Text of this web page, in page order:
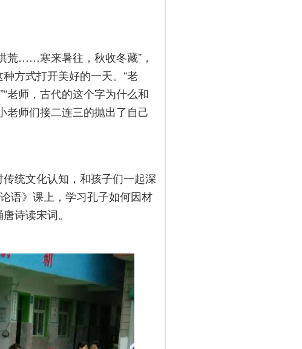
荒……寒来暑往，秋收冬藏”，
方式打开美好的一天。“老
老师，古代的这个字为什么和
老师们接二连三的抛出了自己
统文化认知，和孩子们一起深
语》课上，学习孔子如何因材
诗读宋词。